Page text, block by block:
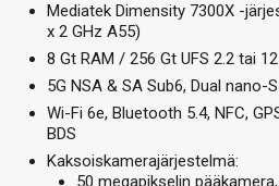
Mediatek Dimensity 7300X -
x 2 GHz A55)
8 Gt RAM / 256 Gt UFS 2.2 tai
5G NSA & SA Sub6, Dual nano-
Wi-Fi 6e, Bluetooth 5.4, NFC,
BDS
Kaksoiskamerajärjestelmä:
50 megapikselin